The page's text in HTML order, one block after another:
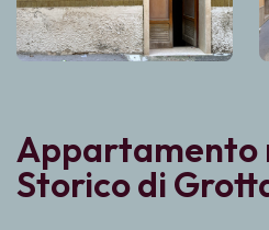
Appartamento
Storico di